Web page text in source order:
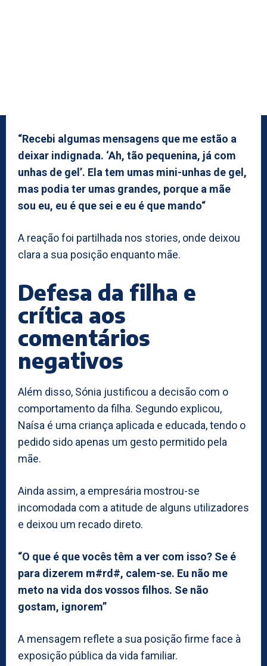
“Recebi algumas mensagens que me estão a
deixar indignada. ‘Ah, tão pequenina, já com
unhas de gel’. Ela tem umas mini-unhas de gel,
mas podia ter umas grandes, porque a mãe
sou eu, eu é que sei e eu é que mando“
A reação foi partilhada nos stories, onde deixou
clara a sua posição enquanto mãe.
Defesa da filha e
crítica aos
comentários
negativos
Além disso, Sónia justificou a decisão com o
comportamento da filha. Segundo explicou,
Naísa é uma criança aplicada e educada, tendo o
pedido sido apenas um gesto permitido pela
mãe.
Ainda assim, a empresária mostrou-se
incomodada com a atitude de alguns utilizadores
e deixou um recado direto.
“O que é que vocês têm a ver com isso? Se é
para dizerem m#rd#, calem-se. Eu não me
meto na vida dos vossos filhos. Se não
gostam, ignorem”
A mensagem reflete a sua posição firme face à
exposição pública da vida familiar.